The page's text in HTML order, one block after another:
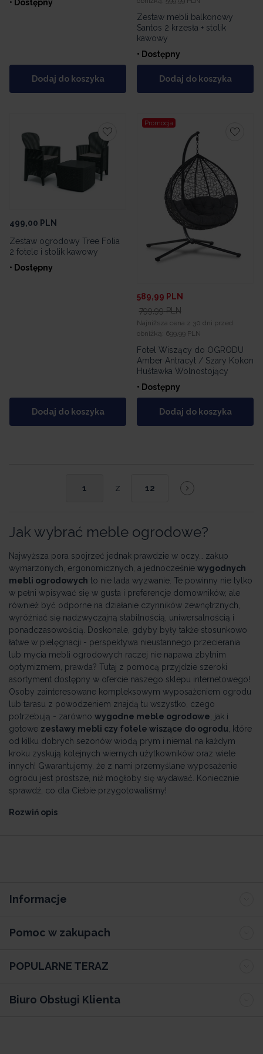
• Dostępny
Dodaj do koszyka
Zestaw mebli balkonowy
Santos 2 krzesła + stolik
kawowy
• Dostępny
Dodaj do koszyka
499,00 PLN
Zestaw ogrodowy Tree Folia
2 fotele i stolik kawowy
• Dostępny
Dodaj do koszyka
Promocja
589,99 PLN
799,99 PLN
Najniższa cena z 30 dni przed
obniżką: 699,99 PLN
Fotel Wiszący do OGRODU
Amber Antracyt / Szary Kokon
Huśtawka Wolnostojący
• Dostępny
Dodaj do koszyka
1 z 12
Jak wybrać meble ogrodowe?
Najwyższa pora spojrzeć jednak prawdzie w oczy… zakup
wymarzonych, ergonomicznych, a jednocześnie wygodnych
mebli ogrodowych to nie lada wyzwanie. Te powinny nie tylko
w pełni wpisywać się w gusta i preferencje domowników, ale
również być odporne na działanie czynników zewnętrznych,
wyróżniać się nadzwyczajną stabilnością, uniwersalnością i
ponadczasowością. Doskonale, gdyby były także stosunkowo
łatwe w pielęgnacji - perspektywa nieustannego przecierania
lub mycia mebli ogrodowych raczej nie napawa zbytnim
optymizmem, prawda? Tutaj z pomocą przyjdzie szeroki
asortyment dostępny w ofercie naszego sklepu internetowego!
Osoby zainteresowane kompleksowym wyposażeniem ogrodu
lub tarasu z powodzeniem znajdą tu wszystko, czego
potrzebują - zarówno wygodne meble ogrodowe , jak i
gotowe zestawy mebli czy fotele wiszące do ogrodu , które
od kilku dobrych sezonów wiodą prym i niemal na każdym
kroku zyskują kolejnych wiernych użytkowników oraz wiele
innych! Gwarantujemy, że z nami przemyślane wyposażenie
ogrodu jest prostsze, niż mogłoby się wydawać. Koniecznie
sprawdź, co dla Ciebie przygotowaliśmy!
Rozwiń opis
Informacje
Pomoc w zakupach
POPULARNE TERAZ
Biuro Obsługi Klienta